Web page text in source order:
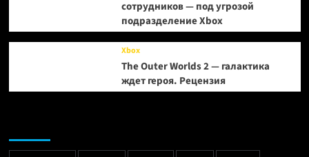
сотрудников — под угрозой
подразделение Xbox
Xbox
The Outer Worlds 2 — галактика
ждет героя. Рецензия